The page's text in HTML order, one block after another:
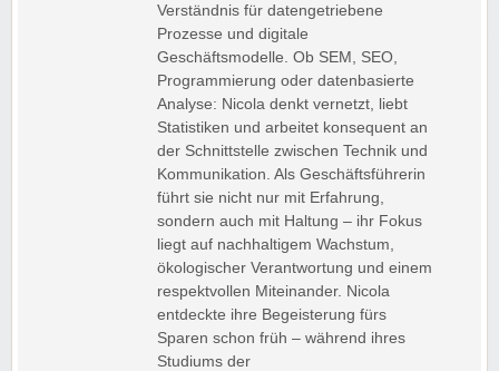
Verständnis für datengetriebene
Prozesse und digitale
Geschäftsmodelle. Ob SEM, SEO,
Programmierung oder datenbasierte
Analyse: Nicola denkt vernetzt, liebt
Statistiken und arbeitet konsequent an
der Schnittstelle zwischen Technik und
Kommunikation. Als Geschäftsführerin
führt sie nicht nur mit Erfahrung,
sondern auch mit Haltung – ihr Fokus
liegt auf nachhaltigem Wachstum,
ökologischer Verantwortung und einem
respektvollen Miteinander. Nicola
entdeckte ihre Begeisterung fürs
Sparen schon früh – während ihres
Studiums der